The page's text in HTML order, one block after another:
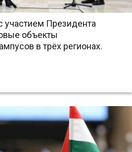
участием Президента
объекты
в трёх регионах.